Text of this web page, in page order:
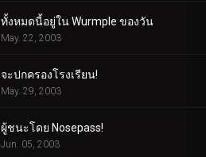
ทั้งหมดนี้อยู่ใน Wurmple ของวัน
May. 22, 2003
จะปกครองโรงเรียน!
May. 29, 2003
ผู้ชนะโดย Nosepass!
Jun. 05, 2003